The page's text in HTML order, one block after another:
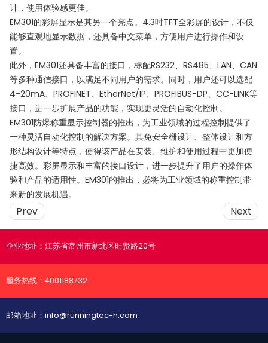
计，使用体验感更佳。
EM301的彩屏显示是其另一个亮点。4.3吋TFT全彩屏的设计，不仅
能够直观地显示数据，还具备中文菜单，方便用户进行操作和设
置。
此外，EM301还具备丰富的接口，标配RS232、RS485、LAN、CAN
等多种通信接口，以满足不同用户的需求。同时，用户还可以选配
4-20mA、PROFINET、EtherNet/IP、PROFIBUS-DP、CC-LINK等
接口，进一步扩展产品的功能，实现更灵活的自动化控制。
EM301防爆称重显示控制器的推出，为工业领域的过程控制提供了
一种灵活自动化控制的解决方案。其免安全栅设计、整体设计和方
形结构设计等特点，使得该产品在安装、维护和使用过程中更加便
捷高效。彩屏显示和丰富的接口设计，进一步提升了用户的操作体
验和产品的适用性。EM301的推出，必将为工业领域的称重控制带
来新的发展机遇。
Prev Next
企业地址： 江苏省常州市新北区旺贤路20号
服务热线： 4001188732
邮箱地址： info@runningtec-h.com